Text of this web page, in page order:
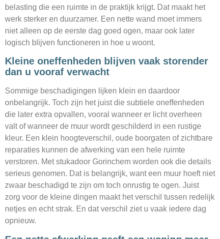
belasting die een ruimte in de praktijk krijgt. Dat maakt het
werk sterker en duurzamer. Een nette wand moet immers
niet alleen op de eerste dag goed ogen, maar ook later
logisch blijven functioneren in hoe u woont.
Kleine oneffenheden blijven vaak storender
dan u vooraf verwacht
Sommige beschadigingen lijken klein en daardoor
onbelangrijk. Toch zijn het juist die subtiele oneffenheden
die later extra opvallen, vooral wanneer er licht overheen
valt of wanneer de muur wordt geschilderd in een rustige
kleur. Een klein hoogteverschil, oude boorgaten of zichtbare
reparaties kunnen de afwerking van een hele ruimte
verstoren. Met stukadoor Gorinchem worden ook die details
serieus genomen. Dat is belangrijk, want een muur hoeft niet
zwaar beschadigd te zijn om toch onrustig te ogen. Juist
zorg voor de kleine dingen maakt het verschil tussen redelijk
netjes en echt strak. En dat verschil ziet u vaak iedere dag
opnieuw.